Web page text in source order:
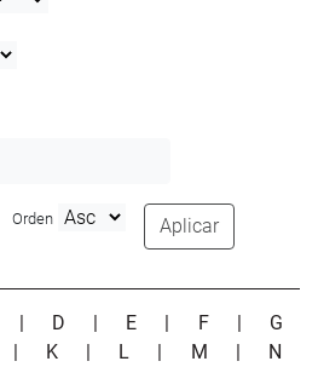
Orden Aplicar
| D | E | F | G
| K | L | M | N